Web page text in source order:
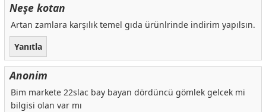
Neşe kotan
Artan zamlara karşılık temel gıda ürünlrinde indirim yapılsın.
Yanıtla
Anonim
Bim markete 22slac bay bayan dördüncü gömlek gelcek mi
bilgisi olan var mı